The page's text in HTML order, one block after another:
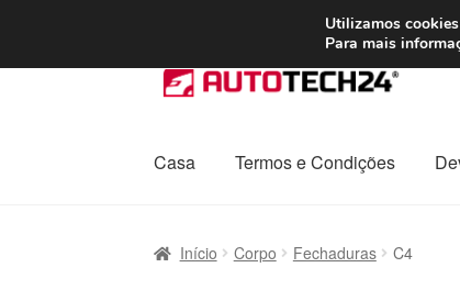
ENVIO a
Ir
para
navegação
Saltar
para
conteúdo
Casa Termos e Condições
Início Corpo Fechaduras C4
Utilizamos
Para mais